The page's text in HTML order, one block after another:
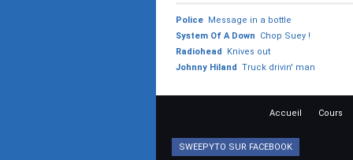
Police Message in a bottle
System Of A Down
Chop Suey !
Radiohead
Knives out
Johnny Hiland Truck drivin' man
Accueil Cours
SWEEPYTO SUR FACEBOOK